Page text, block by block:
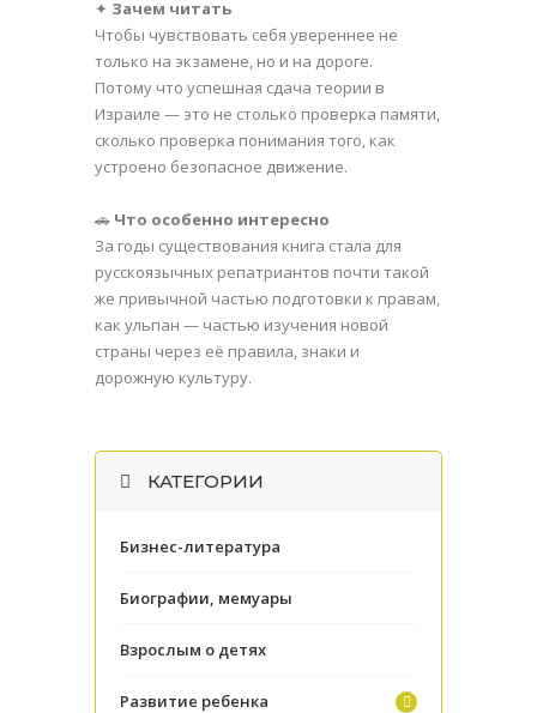
✦ Зачем читать
Чтобы чувствовать себя увереннее не
только на экзамене, но и на дороге.
Потому что успешная сдача теории в
Израиле — это не столько проверка памяти,
сколько проверка понимания того, как
устроено безопасное движение.
🚗 Что особенно интересно
За годы существования книга стала для
русскоязычных репатриантов почти такой
же привычной частью подготовки к правам,
как ульпан — частью изучения новой
страны через её правила, знаки и
дорожную культуру.
КАТЕГОРИИ
Бизнес-литература
Биографии, мемуары
Взрослым о детях
Развитие ребенка